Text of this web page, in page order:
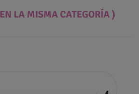
LA MISMA CATEGORÍA )